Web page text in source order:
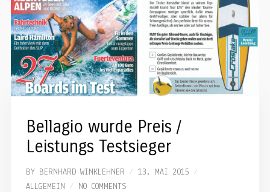
Bellagio wurde Preis /
Leistungs Testsieger
BY BERNHARD WINKLEHNER
13. MAI 2015
ALLGEMEIN
NO COMMENTS